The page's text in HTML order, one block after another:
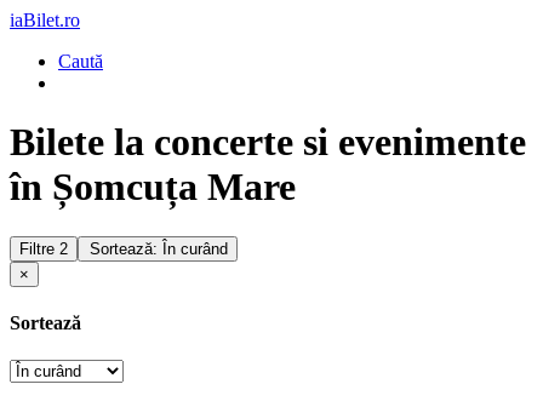
iaBilet.ro
Caută
Bilete la concerte si evenimente
în Șomcuța Mare
Filtre 2
Sortează: În curând
×
Sortează